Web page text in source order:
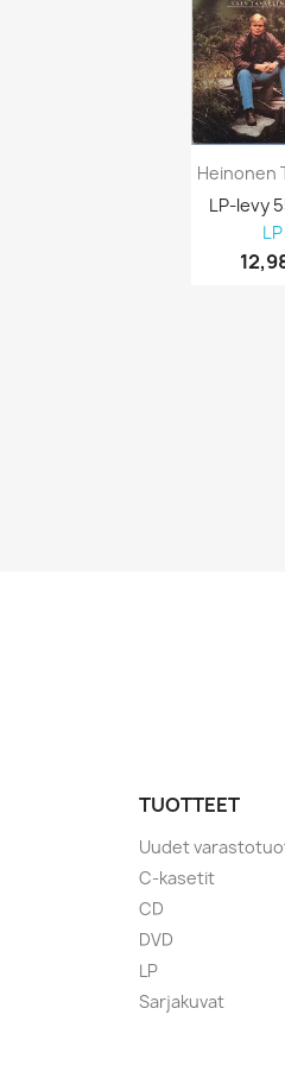
LP-levy
LP
TUOTTEET
Uudet
C-kasetit
CD
DVD
LP
Sarjakuvat